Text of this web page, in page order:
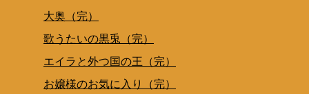
大奥（完）
歌うたいの黒兎（完）
エイラと外つ国の王（完）
お嬢様のお気に入り（完）